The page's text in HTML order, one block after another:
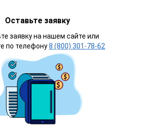
Оставьте заявку
заявку на нашем сайте или
по телефону8 (800) 301-78-62